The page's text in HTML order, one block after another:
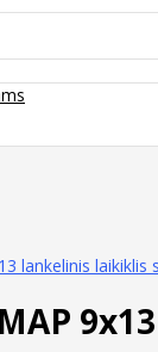
lankelinis